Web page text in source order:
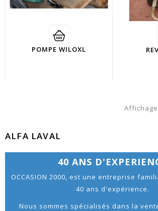
POMPE WILOXL
ALFA LAVAL
40 ANS
OCCASION 2000, est une entreprise
40 ans d'expérience.
Nous sommes spécialisés dans la